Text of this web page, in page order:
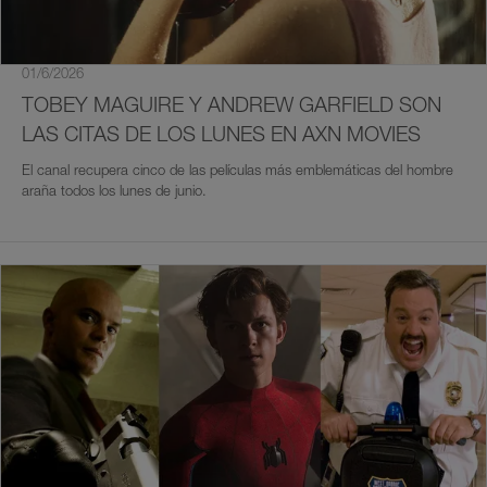
01/6/2026
TOBEY MAGUIRE Y ANDREW GARFIELD SON
LAS CITAS DE LOS LUNES EN AXN MOVIES
El canal recupera cinco de las películas más emblemáticas del hombre
araña todos los lunes de junio.